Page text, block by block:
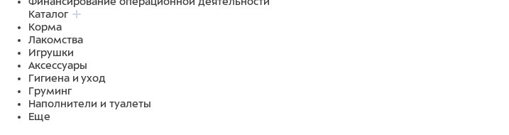
Каталог
Корма
Лакомства
Игрушки
Аксессуары
Гигиена и уход
Груминг
Наполнители и туалеты
Еще